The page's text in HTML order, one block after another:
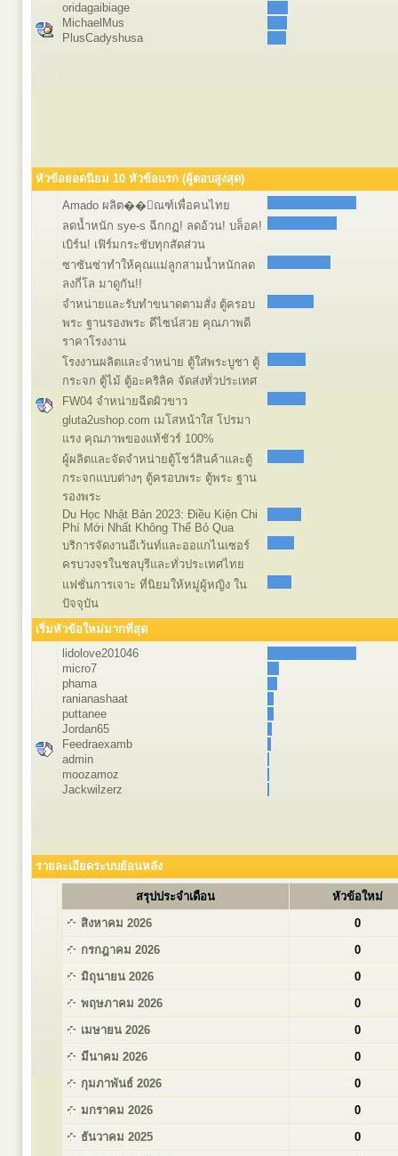
oridagaibiage
MichaelMus
PlusCadyshusa
หัวข้อยอดนิยม 10 หัวข้อแรก (ผู้ตอบสูงสุด)
Amado ผลิต��ัณฑ์เพื่อคนไทย
ลดน้ำหนัก sye-s ฉีกกฏ! ลดอ้วน! บล็อค!
เบิร์น! เฟิร์มกระชับทุกสัดส่วน
ซาซันซ่าทำให้คุณแม่ลูกสามน้ำหนักลด
ลงกี่โล มาดูกัน!!
จำหน่ายและรับทำขนาดตามสั่ง ตู้ครอบ
พระ ฐานรองพระ ดีไซน์สวย คุณภาพดี
ราคาโรงงาน
โรงงานผลิตและจำหน่าย ตู้ใส่พระบูชา ตู้
กระจก ตู้ไม้ ตู้อะคริลิค จัดส่งทั่วประเทศ
FW04 จำหน่ายฉีดผิวขาว
gluta2ushop.com เมโสหน้าใส โปรมา
แรง คุณภาพของแท้ชัวร์ 100%
ผู้ผลิตและจัดจำหน่ายตู้โชว์สินค้าและตู้
กระจกแบบต่างๆ ตู้ครอบพระ ตู้พระ ฐาน
รองพระ
Du Học Nhật Bản 2023: Điều Kiện Chi
Phí Mới Nhất Không Thể Bỏ Qua
บริการจัดงานอีเว้นท์และออแกไนเซอร์
ครบวงจรในชลบุรีและทั่วประเทศไทย
แฟชั่นการเจาะ ที่นิยมให้หมู่ผู้หญิง ใน
ปัจจุบัน
เริ่มหัวข้อใหม่มากที่สุด
lidolove201046
micro7
phama
ranianashaat
puttanee
Jordan65
Feedraexamb
admin
moozamoz
Jackwilzerz
รายละเอียดระบบย้อนหลัง
สรุปประจำเดือน
หัวข้อใหม่
สิงหาคม 2026
0
กรกฎาคม 2026
0
มิถุนายน 2026
0
พฤษภาคม 2026
0
เมษายน 2026
0
มีนาคม 2026
0
กุมภาพันธ์ 2026
0
มกราคม 2026
0
ธันวาคม 2025
0